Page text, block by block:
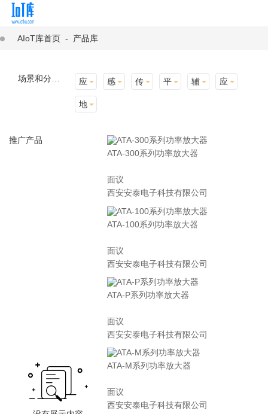
AIoT库首页 - 产品库
应用场景 感知层 传输层 平台层 辅助产品与材料 应用终端
地址选择
推广产品
ATA-300系列功率放大器
面议
西安安泰电子科技有限公司
ATA-100系列功率放大器
面议
西安安泰电子科技有限公司
ATA-P系列功率放大器
面议
西安安泰电子科技有限公司
ATA-M系列功率放大器
面议
西安安泰电子科技有限公司